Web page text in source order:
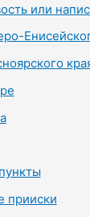
или
прииски